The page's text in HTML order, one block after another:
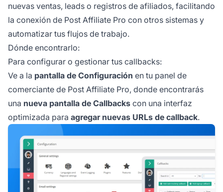
nuevas ventas, leads o registros de afiliados, facilitando
la conexión de Post Affiliate Pro con otros sistemas y
automatizar tus flujos de trabajo.
Dónde encontrarlo:
Para configurar o gestionar tus callbacks:
Ve a la pantalla de Configuración en tu panel de
comerciante de Post Affiliate Pro, donde encontrarás
una nueva pantalla de Callbacks con una interfaz
optimizada para agregar nuevas URLs de callback.